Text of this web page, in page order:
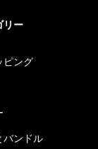
リー
ピング
バンドル